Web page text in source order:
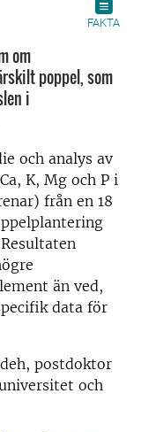
FAKTA
om
poppel, som
i
och analys av
K, Mg och P i
från en 18
än ved,
data för
postdoktor
och